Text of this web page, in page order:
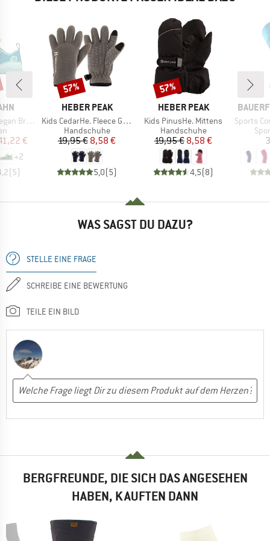
Breezy
Preis
€
+2
(5)
MARKE
HEBER PEAK
Artikel
Kids CedarHe. Fleece Gloves
Produktgruppe
Handschuhe
Preis
19,95 €reduzierter Preis
8,58 €
5,0(5)
Rabatt
57%
MARKE
HEBER PEAK
Artikel
Kids PinusHe. Mittens
Produktgruppe
Handschuhe
Preis
19,95 €reduzierter Preis
8,58 €
4,5(8)
Rabatt
57%
MARKE
Artikel
Sports
WAS SAGST DU DAZU?
STELLE EINE FRAGE
SCHREIBE EINE BEWERTUNG
TEILE EIN BILD
BERGFREUNDE, DIE SICH DAS ANGESEHEN
HABEN, KAUFTEN DANN